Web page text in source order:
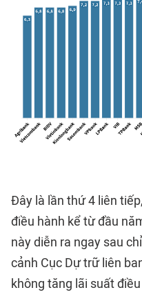
Đây là lần thứ 4 liên
điều hành kể từ đầu
này diễn ra ngay sau
cảnh Cục Dự trữ liên
không tăng lãi suất